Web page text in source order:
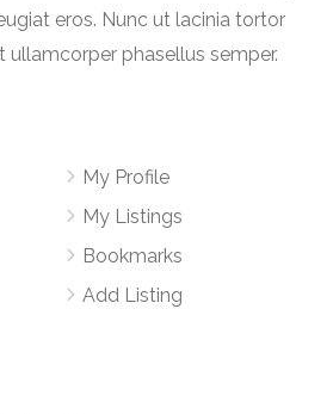
eros. Nunc ut lacinia tortor
ullamcorper phasellus semper.
My Profile
My Listings
Bookmarks
Add Listing